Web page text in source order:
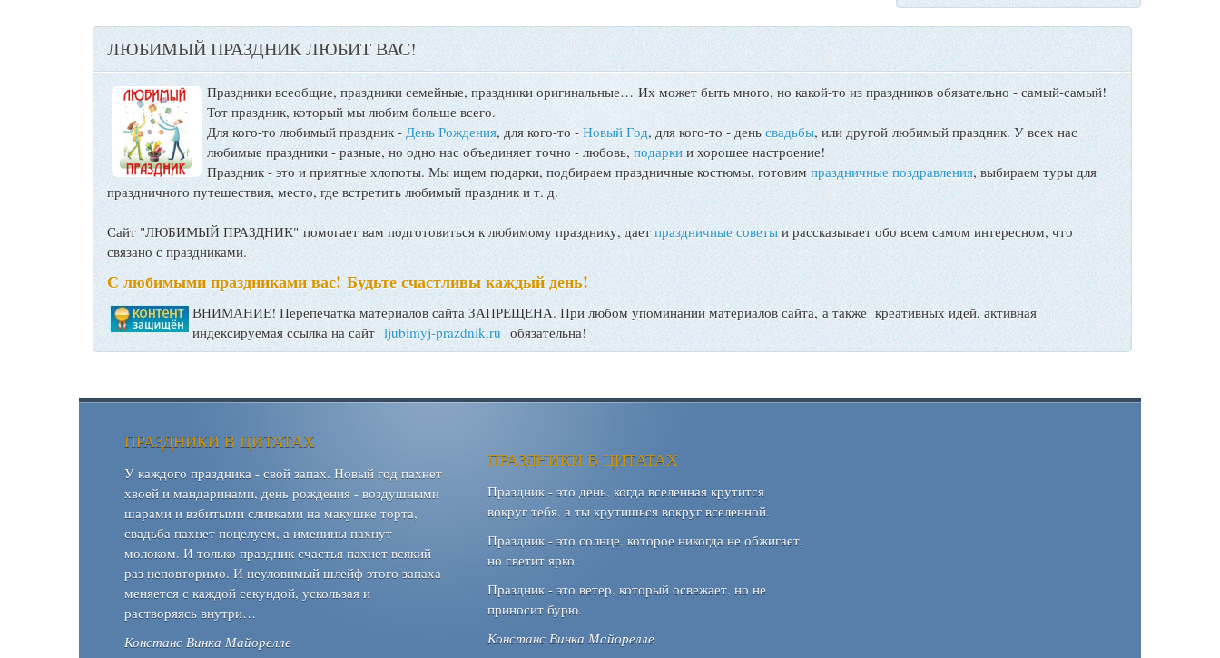
ЛЮБИМЫЙ ПРАЗДНИК ЛЮБИТ ВАС!
Праздники всеобщие, праздники семейные, праздники оригинальные… Их может быть много, но какой-то из праздников обязательно - самый-самый!
Тот праздник, который мы любим больше всего.
Для кого-то любимый праздник -День Рождения, для кого-то - Новый Год, для кого-то - день свадьбы, или другой любимый праздник. У всех нас
любимые праздники - разные, но одно нас объединяет точно - любовь, подарки и хорошее настроение!
Праздник - это и приятные хлопоты. Мы ищем подарки, подбираем праздничные костюмы, готовим праздничные поздравления, выбираем туры для
праздничного путешествия, место, где встретить любимый праздник и т. д.
Сайт "ЛЮБИМЫЙ ПРАЗДНИК" помогает вам подготовиться к любимому празднику, даетпраздничные советыи рассказывает обо всем самом интересном, что
связано с праздниками.
С любимыми праздниками вас! Будьте счастливы каждый день!
ВНИМАНИЕ! Перепечатка материалов сайта ЗАПРЕЩЕНА. При любом упоминании материалов сайта, а также креативных идей, активная
индексируемая ссылка на сайт ljubimyj-prazdnik.ru обязательна!
ПРАЗДНИКИ В ЦИТАТАХ
У каждого праздника - свой запах. Новый год пахнет
хвоей и мандаринами, день рождения - воздушными
шарами и взбитыми сливками на макушке торта,
свадьба пахнет поцелуем, а именины пахнут
молоком. И только праздник счастья пахнет всякий
раз неповторимо. И неуловимый шлейф этого запаха
меняется с каждой секундой, ускользая и
растворяясь внутри…
Констанс Винка Майорелле
ПРАЗДНИКИ В ЦИТАТАХ
Праздник - это день, когда вселенная крутится
вокруг тебя, а ты крутишься вокруг вселенной.
Праздник - это солнце, которое никогда не обжигает,
но светит ярко.
Праздник - это ветер, который освежает, но не
приносит бурю.
Констанс Винка Майорелле